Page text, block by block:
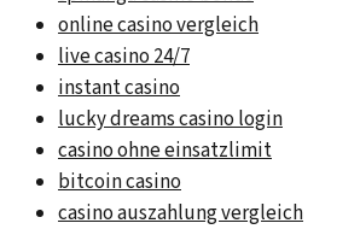
online casino vergleich
live casino 24/7
instant casino
lucky dreams casino login
casino ohne einsatzlimit
bitcoin casino
casino auszahlung vergleich